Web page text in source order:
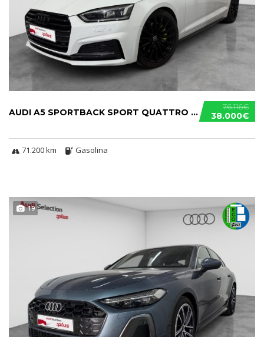
76.116€
38.000€
AUDI A5 SPORTBACK SPORT QUATTRO S TRONIC 45 TFSI
71.200 km Gasolina
19